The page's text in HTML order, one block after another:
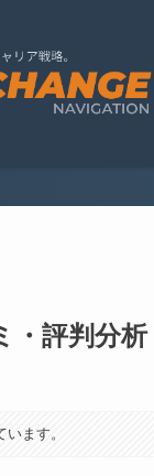
・評判分
ます。